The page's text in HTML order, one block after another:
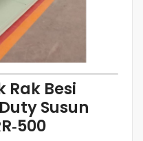
Rak Besi
Susun